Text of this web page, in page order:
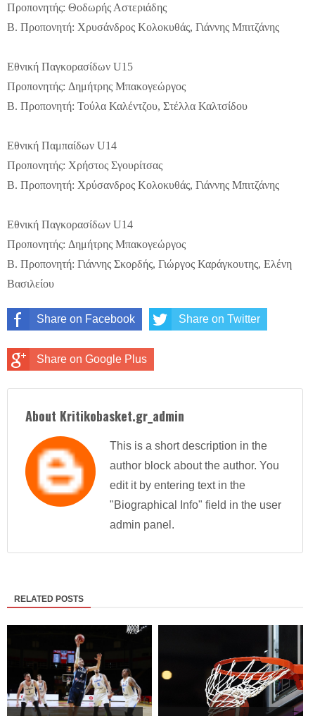
Προπονητής: Θοδωρής Αστεριάδης
Β. Προπονητή: Χρυσάνδρος Κολοκυθάς, Γιάννης Μπιτζάνης
Εθνική Παγκορασίδων U15
Προπονητής: Δημήτρης Μπακογεώργος
Β. Προπονητή: Τούλα Καλέντζου, Στέλλα Καλτσίδου
Εθνική Παμπαίδων U14
Προπονητής: Χρήστος Σγουρίτσας
Β. Προπονητή: Χρύσανδρος Κολοκυθάς, Γιάννης Μπιτζάνης
Εθνική Παγκορασίδων U14
Προπονητής: Δημήτρης Μπακογεώργος
Β. Προπονητή: Γιάννης Σκορδής, Γιώργος Καράγκουτης, Ελένη
Βασιλείου
Share on Facebook Share on Twitter
Share on Google Plus
About Kritikobasket.gr_admin
This is a short description in the
author block about the author. You
edit it by entering text in the
"Biographical Info" field in the user
admin panel.
RELATED POSTS